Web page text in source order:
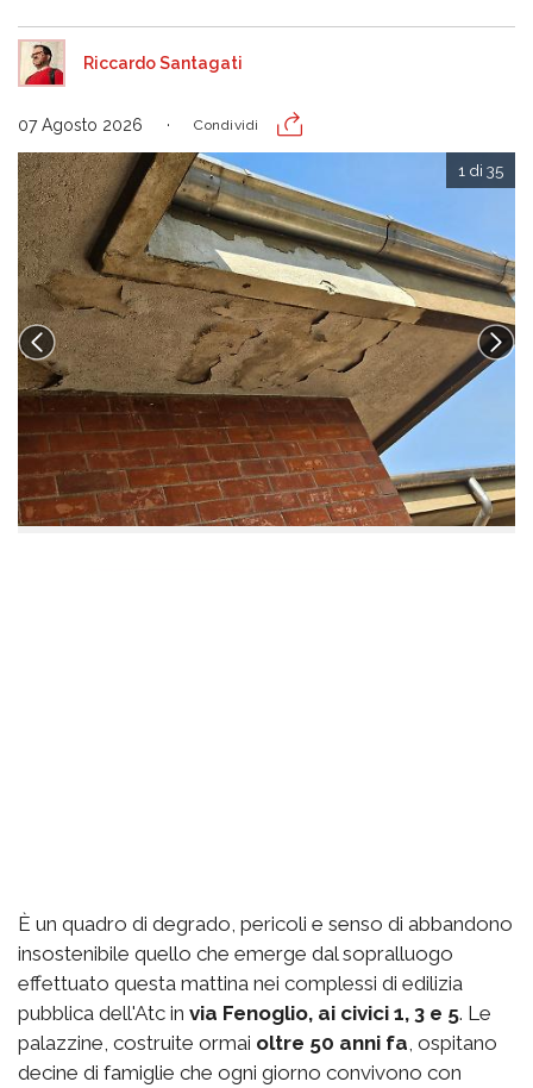
Riccardo Santagati
07 Agosto 2026 Condividi
1 di 35
È un quadro di degrado, pericoli e senso di abbandono
insostenibile quello che emerge dal sopralluogo
effettuato questa mattina nei complessi di edilizia
pubblica dell'Atc in via Fenoglio, ai civici 1, 3 e 5. Le
palazzine, costruite ormai oltre 50 anni fa , ospitano
decine di famiglie che ogni giorno convivono con